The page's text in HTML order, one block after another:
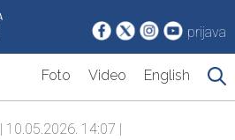
prijava
Foto Video English
| 10.05.2026. 14:07 |